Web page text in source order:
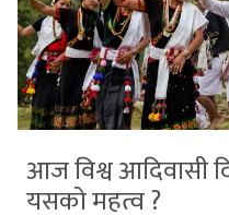
आज विश्व आदिवासी
यसको महत्व ?